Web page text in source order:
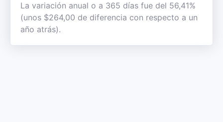
La variación anual o a 365 días fue del 56,41%
(unos $264,00 de diferencia con respecto a un
año atrás).